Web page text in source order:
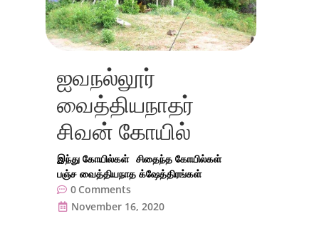
ஐவநல்லூர்
வைத்தியநாதர்
சிவன் கோயில்
இந்து கோயில்கள் சிதைந்த கோயில்கள்
பஞ்ச வைத்தியநாத க்ஷேத்திரங்கள்
0 Comments
November 16, 2020